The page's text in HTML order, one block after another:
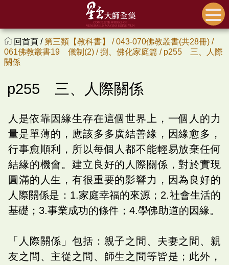
回首頁 /第三類【教科書】 /043-070佛教叢書(共28冊) /
061佛教叢書19 儀制(2) /捌、佛化家庭篇 / p255 三、人際
關係
p255 三、人際關係
人是依靠因緣生存在這個世界上，一個人的力
量是單薄的，應該多多廣結善緣，因緣愈多，
行事愈順利，所以每個人都不能輕易放棄任何
結緣的機會。建立良好的人際關係，對於實現
圓滿的人生，有很重要的影響力，因為良好的
人際關係是：1.家庭幸福的來源；2.社會生活的
基礎；3.事業成功的條件；4.學佛助道的因緣。
「人際關係」包括：親子之間、夫妻之間、親
友之間、主從之間、師生之間等皆是；此外，